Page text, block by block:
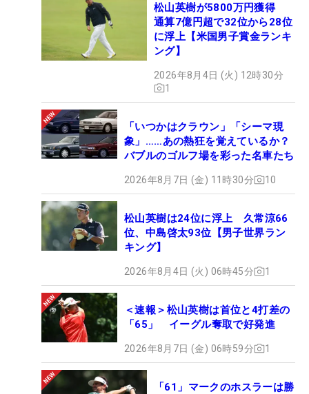
松山英樹が5800万円獲得
通算7億円超で32位から28位
に浮上【米国男子賞金ランキ
ング】
2026年8月4日 (火) 12時30分
1
「いつかはクラウン」「シーマ現
象」……あの熱狂を覚えているか？
バブルのゴルフ場を彩った名車たち
2026年8月7日 (金) 11時30分 10
松山英樹は24位に浮上 久常涼66
位、中島啓太93位【男子世界ラン
キング】
2026年8月4日 (火) 06時45分 1
＜速報＞松山英樹は首位と4打差の
「65」 イーグル奪取で好発進
2026年8月7日 (金) 06時59分 1
「61」マークのホスラーは勝